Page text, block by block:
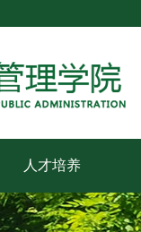
人才培养